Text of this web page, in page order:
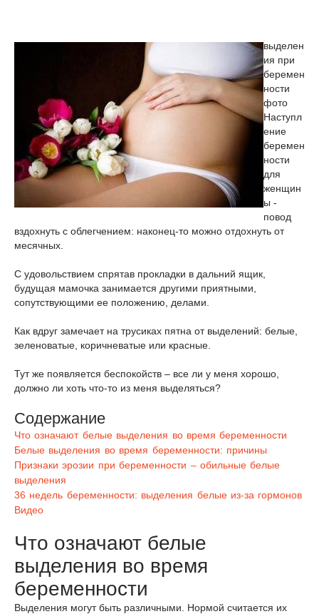
выделен
ия при
беремен
ности
фото
Наступл
ение
беремен
ности
для
женщин
ы -
повод
вздохнуть с облегчением: наконец-то можно отдохнуть от
месячных.
С удовольствием спрятав прокладки в дальний ящик,
будущая мамочка занимается другими приятными,
сопутствующими ее положению, делами.
Как вдруг замечает на трусиках пятна от выделений: белые,
зеленоватые, коричневатые или красные.
Тут же появляется беспокойств – все ли у меня хорошо,
должно ли хоть что-то из меня выделяться?
Содержание
Что означают белые выделения во время беременности
Белые выделения во время беременности: причины
Признаки эрозии при беременности – обильные белые
выделения
36 недель беременности: выделения белые из-за гормонов
Видео
Что означают белые
выделения во время
беременности
Выделения могут быть различными. Нормой считается их